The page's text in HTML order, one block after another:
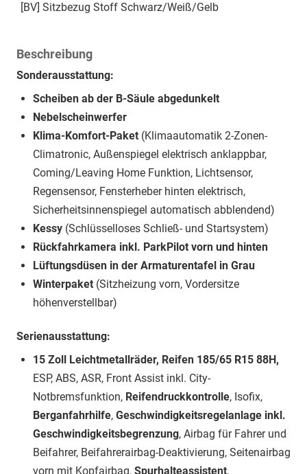
[BV] Sitzbezug Stoff Schwarz/Weiß/Gelb
Beschreibung
Sonderausstattung:
Scheiben ab der B-Säule abgedunkelt
Nebelscheinwerfer
Klima-Komfort-Paket (Klimaautomatik 2-Zonen-
Climatronic, Außenspiegel elektrisch anklappbar,
Coming/Leaving Home Funktion, Lichtsensor,
Regensensor, Fensterheber hinten elektrisch,
Sicherheitsinnenspiegel automatisch abblendend)
Kessy (Schlüsselloses Schließ- und Startsystem)
Rückfahrkamera inkl. ParkPilot vorn und hinten
Lüftungsdüsen in der Armaturentafel in Grau
Winterpaket (Sitzheizung vorn, Vordersitze
höhenverstellbar)
Serienausstattung:
15 Zoll Leichtmetallräder, Reifen 185/65 R15 88H,
ESP, ABS, ASR, Front Assist inkl. City-
Notbremsfunktion, Reifendruckkontrolle, Isofix,
Berganfahrhilfe, Geschwindigkeitsregelanlage inkl.
Geschwindigkeitsbegrenzung, Airbag für Fahrer und
Beifahrer, Beifahrerairbag-Deaktivierung, Seitenairbag
vorn mit Kopfairbag, Spurhalteassistent,